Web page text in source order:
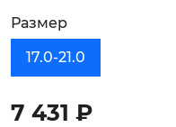
Размер
17.0-21.0
7 431 ₽